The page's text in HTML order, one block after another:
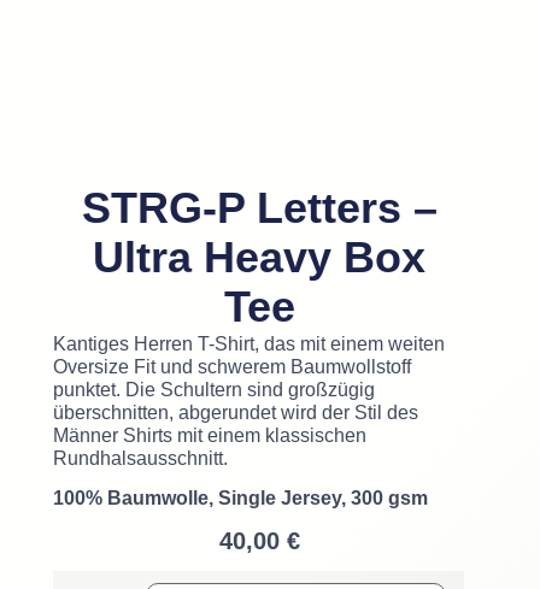
STRG-P Letters –
Ultra Heavy Box
Tee
Kantiges Herren T-Shirt, das mit einem weiten
Oversize Fit und schwerem Baumwollstoff
punktet. Die Schultern sind großzügig
überschnitten, abgerundet wird der Stil des
Männer Shirts mit einem klassischen
Rundhalsausschnitt.
100% Baumwolle, Single Jersey, 300 gsm
40,00 €